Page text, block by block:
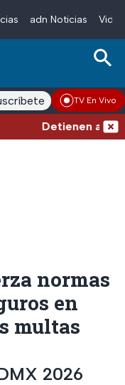
adn Noticias
adn Noticias RadioTV En Vivo
Detienen al
normas
en
multas
2026